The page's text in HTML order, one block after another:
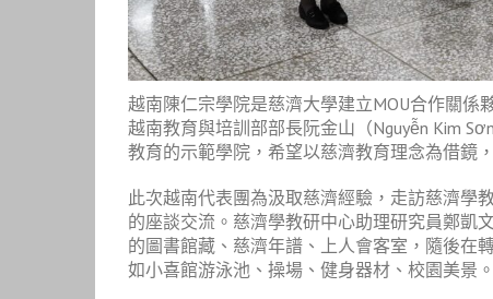
越南陳仁宗學院是慈濟大學建立MOU合作關
越南教育與培訓部部長阮金山（Nguyễn Kim
教育的示範學院，希望以慈濟教育理念為借鏡
此次越南代表團為汲取慈濟經驗，走訪慈濟學
的座談交流。慈濟學教研中心助理研究員鄭凱
的圖書館藏、慈濟年譜、上人會客室，隨後在
如小喜館游泳池、操場、健身器材、校園美景。